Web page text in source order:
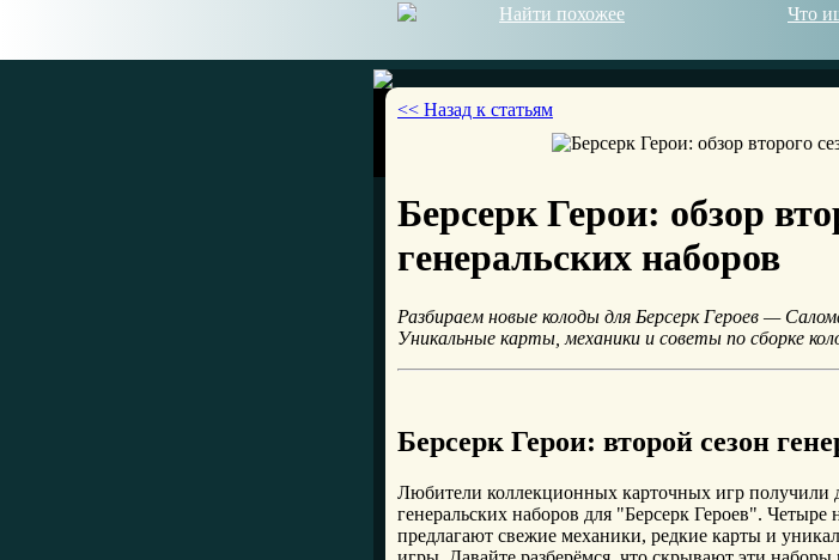
Найти похожее Что
© 2026
<< Назад к статьям
Берсерк Герои: обзор
генеральских наборов
Разбираем новые колоды для Берсерк Героев —
Уникальные карты, механики и советы по сборке
Берсерк Герои: второй сезон
Любители коллекционных карточных игр получили
генеральских наборов для "Берсерк Героев".
предлагают свежие механики, редкие карты и